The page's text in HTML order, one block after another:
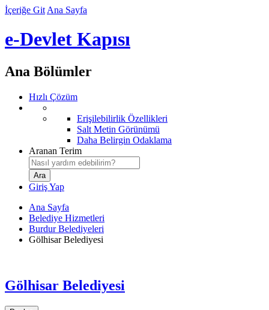
İçeriğe Git Ana Sayfa
e-Devlet Kapısı
Ana Bölümler
Hızlı Çözüm
Erişilebilirlik Özellikleri
Salt Metin Görünümü
Daha Belirgin Odaklama
Aranan Terim
Giriş Yap
Ana Sayfa
Belediye Hizmetleri
Burdur Belediyeleri
Gölhisar Belediyesi
Gölhisar Belediyesi